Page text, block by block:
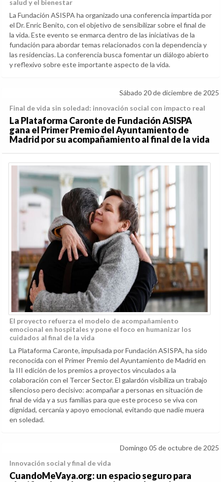
salud y el bienestar
La Fundación ASISPA ha organizado una conferencia impartida por
el Dr. Enric Benito, con el objetivo de sensibilizar sobre el final de
la vida. Este evento se enmarca dentro de las iniciativas de la
fundación para abordar temas relacionados con la dependencia y
las residencias. La conferencia busca fomentar un diálogo abierto
y reflexivo sobre este importante aspecto de la vida.
Sábado 20 de diciembre de 2025
Final de vida sin soledad: innovación social con impacto real
La Plataforma Caronte de Fundación ASISPA
gana el Primer Premio del Ayuntamiento de
Madrid por su acompañamiento al final de la vida
El proyecto refuerza el modelo de acompañamiento
emocional en hospitales y pone el foco en humanizar los
cuidados al final de la vida
La Plataforma Caronte, impulsada por Fundación ASISPA, ha sido
reconocida con el Primer Premio del Ayuntamiento de Madrid en
la III edición de los premios a proyectos vinculados a la
colaboración con el Tercer Sector. El galardón visibiliza un trabajo
silencioso pero decisivo: acompañar a personas en situación de
final de vida y a sus familias para que este proceso se viva con
dignidad, cercanía y apoyo emocional, evitando que nadie muera
en soledad.
Domingo 05 de octubre de 2025
Innovación social y final de vida
CuandoMeVaya.org: un espacio seguro para